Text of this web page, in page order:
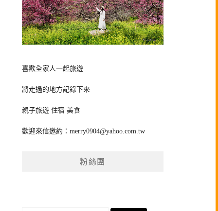
喜歡全家人一起旅遊
將走過的地方記錄下來
親子旅遊 住宿 美食
歡迎來信邀約：merry0904@yahoo.com.tw
粉絲團